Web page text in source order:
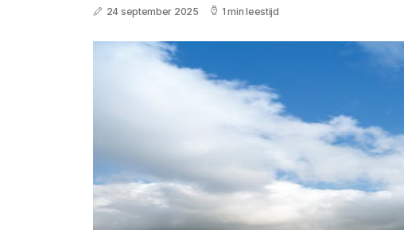
24 september 2025 1 min leestijd